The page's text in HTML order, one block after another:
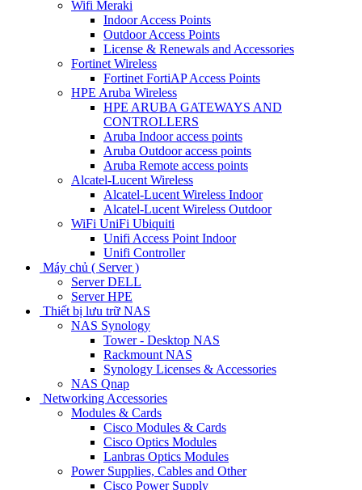
Wifi Meraki
Indoor Access Points
Outdoor Access Points
License & Renewals and Accessories
Fortinet Wireless
Fortinet FortiAP Access Points
HPE Aruba Wireless
HPE ARUBA GATEWAYS AND
CONTROLLERS
Aruba Indoor access points
Aruba Outdoor access points
Aruba Remote access points
Alcatel-Lucent Wireless
Alcatel-Lucent Wireless Indoor
Alcatel-Lucent Wireless Outdoor
WiFi UniFi Ubiquiti
Unifi Access Point Indoor
Unifi Controller
Máy chủ ( Server )
Server DELL
Server HPE
Thiết bị lưu trữ NAS
NAS Synology
Tower - Desktop NAS
Rackmount NAS
Synology Licenses & Accessories
NAS Qnap
Networking Accessories
Modules & Cards
Cisco Modules & Cards
Cisco Optics Modules
Lanbras Optics Modules
Power Supplies, Cables and Other
Cisco Power Supply